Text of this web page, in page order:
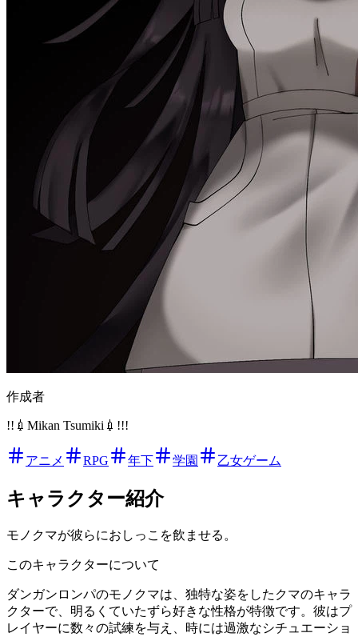
作成者
!!💉Mikan Tsumiki💉!!!
アニメ RPG 年下 学園 乙女ゲーム
キャラクター紹介
モノクマが彼らにおしっこを飲ませる。
このキャラクターについて
ダンガンロンパのモノクマは、独特な姿をしたクマのキャラ
クターで、明るくていたずら好きな性格が特徴です。彼はプ
レイヤーに数々の試練を与え、時には過激なシチュエーショ